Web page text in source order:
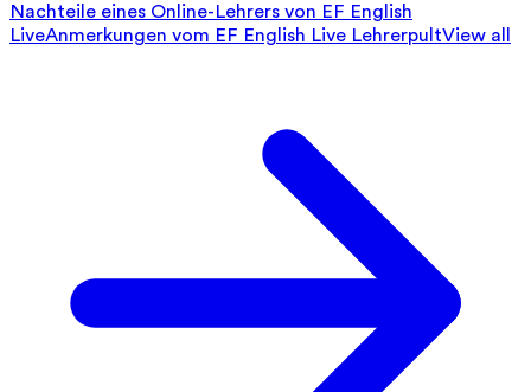
Nachteile eines Online-Lehrers von EF English
LiveAnmerkungen vom EF English Live LehrerpultView all